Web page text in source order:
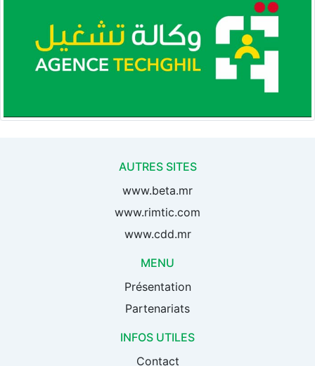
AUTRES SITES
www.beta.mr
www.rimtic.com
www.cdd.mr
MENU
Présentation
Partenariats
INFOS UTILES
Contact